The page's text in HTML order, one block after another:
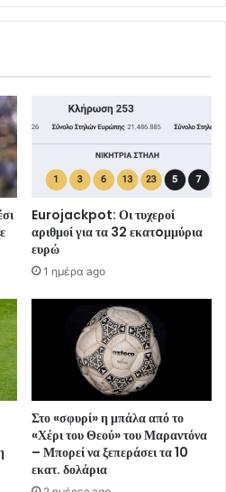
Eurojackpot: Οι τυχεροί
αριθμοί για τα 32 εκατoμμύρια
ευρώ
1 ημέρα ago
Στο «σφυρί» η μπάλα από το
«Χέρι του Θεού» του Μαραντόνα
– Μπορεί να ξεπεράσει τα 10
εκατ. δολάρια